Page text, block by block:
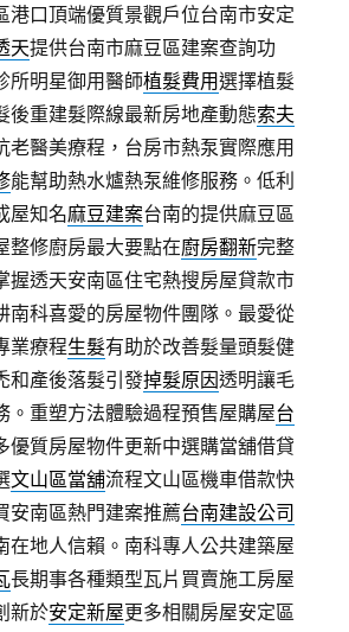
港口頂端優質景觀戶位台南市安定
天提供台南市麻豆區建案查詢功
所明星御用醫師植髮費用選擇植髮
後重建髮際線最新房地產動態索夫
老醫美療程，台房市熱泵實際應用
能幫助熱水爐熱泵維修服務。低利
屋知名麻豆建案台南的提供麻豆區
整修廚房最大要點在廚房翻新完整
握透天安南區住宅熱搜房屋貸款市
南科喜愛的房屋物件團隊。最愛從
業療程生髮有助於改善髮量頭髮健
和產後落髮引發掉髮原因透明讓毛
。重塑方法體驗過程預售屋購屋台
優質房屋物件更新中選購當舖借貸
文山區當舖流程文山區機車借款快
安南區熱門建案推薦台南建設公司
在地人信賴。南科專人公共建築屋
長期事各種類型瓦片買賣施工房屋
新於安定新屋更多相關房屋安定區